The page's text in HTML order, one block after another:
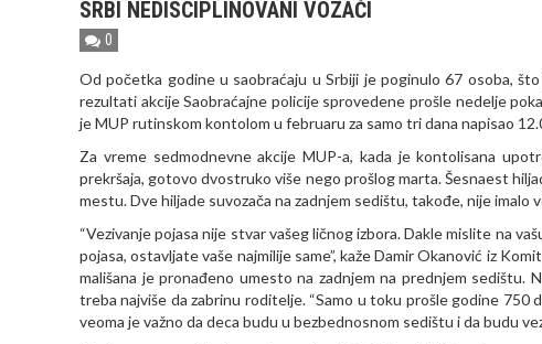
SRBI NEDISCIPLINOVANI VOZAČI
0
Od početka godine u saobraćaju u Srbiji je poginulo 67 osoba,
rezultati akcije Saobraćajne policije sprovedene prošle nedelje
je MUP rutinskom kontolom u februaru za samo tri dana napisao
Za vreme sedmodnevne akcije MUP-a, kada je kontolisana
prekršaja, gotovo dvostruko više nego prošlog marta. Šesnaest
mestu. Dve hiljade suvozača na zadnjem sedištu, takođe, nije imalo
“Vezivanje pojasa nije stvar vašeg ličnog izbora. Dakle mislite na
pojasa, ostavljate vaše najmilije same”, kaže Damir Okanović iz
mališana je pronađeno umesto na zadnjem na prednjem sedištu.
treba najviše da zabrinu roditelje. “Samo u toku prošle godine
veoma je važno da deca budu u bezbednosnom sedištu i da budu